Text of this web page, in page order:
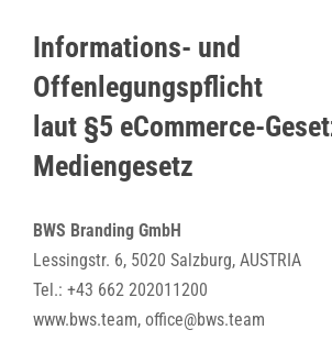
Informations- und
Offenlegungspflicht
laut §5 eCommerce-
Mediengesetz
BWS Branding GmbH
Lessingstr. 6, 5020 Salzburg, AUSTRIA
Tel.: +43 662 202011200
www.bws.team, office@bws.team